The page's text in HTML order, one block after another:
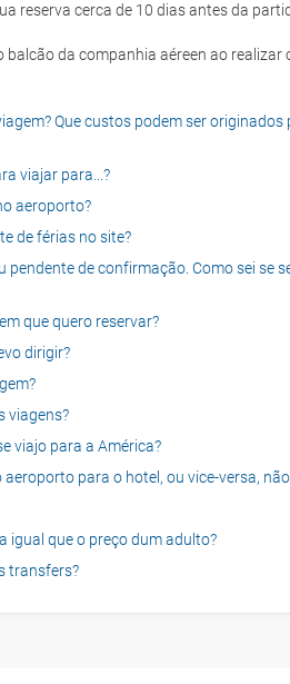
reserva cerca de 10 dias antes da
in no dia
Que custos podem ser originados
viajar para...?
aeroporto?
de férias no site?
de confirmação. Como sei se
que quero reservar?
dirigir?
viagens?
viajo para a América?
para o hotel, ou vice-versa,
igual que o preço dum adulto?
transfers?